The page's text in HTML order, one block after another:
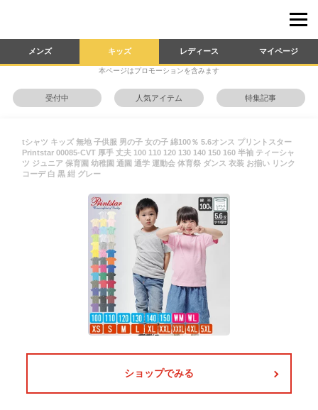
メンズ キッズ レディース マイページ
本ページはプロモーションを含みます
受付中 人気アイテム 特集記事
tシャツ キッズ 無地 子供服 男の子 女の子 綿100％ 5.6オンス プリントスター
Printstar 00085-CVT 厚手 丈夫 100 110 120 130 140 150 160 半袖 ティーシャ
ツ ジュニア 保育園 幼稚園 通園 通学 運動会 体育祭 ダンス 衣装 お揃い リンク
コーデ 白 黒 紺 グレー
ショップでみる